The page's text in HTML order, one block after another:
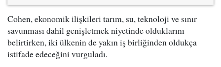
Cohen, ekonomik ilişkileri tarım, su, teknoloji ve sınır
savunması dahil genişletmek niyetinde olduklarını
belirtirken, iki ülkenin de yakın iş birliğinden oldukça
istifade edeceğini vurguladı.